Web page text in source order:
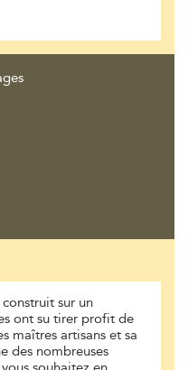
sur un
ont su tirer profit de
maîtres artisans et sa
des nombreuses